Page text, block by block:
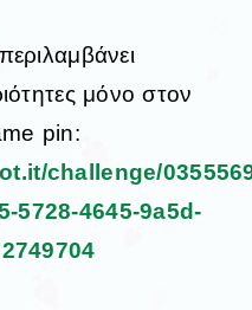
μόνο στον
pin:
challenge/
5728-4645-9a5d-